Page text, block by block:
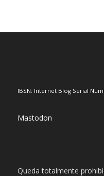
IBSN: Internet Blog Serial
Mastodon
Queda totalmente